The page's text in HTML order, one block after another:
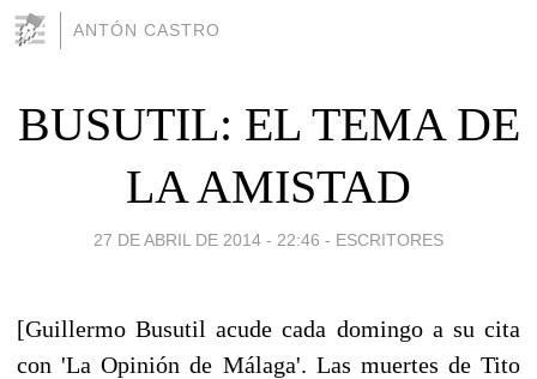
ANTÓN CASTRO
BUSUTIL: EL TEMA DE
LA AMISTAD
27 DE ABRIL DE 2014 - 22:46 - ESCRITORES
[Guillermo Busutil acude cada domingo a su cita
con 'La Opinión de Málaga'. Las muertes de Tito